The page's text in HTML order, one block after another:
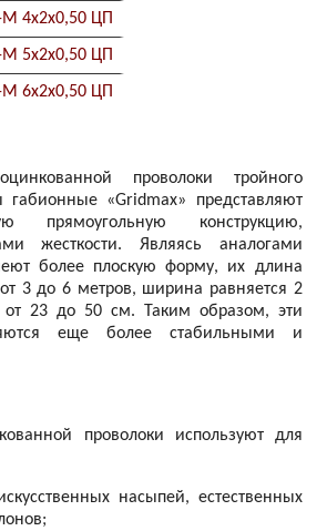
4x2x0,50 ЦП
5x2x0,50 ЦП
6x2x0,50 ЦП
проволоки тройного
габионные «Gridmax» представляют
прямоугольную конструкцию,
жесткости. Являясь аналогами
более плоскую форму, их длина
3 до 6 метров, ширина равняется 2
23 до 50 см. Таким образом, эти
еще более стабильными и
проволоки используют для
насыпей, естественных